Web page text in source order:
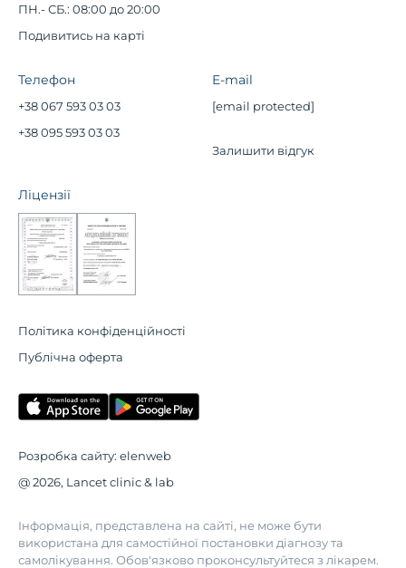
ПН.- СБ.: 08:00 до 20:00
Подивитись на карті
Телефон
+38 067 593 03 03
+38 095 593 03 03
E-mail
[email protected]
Залишити відгук
Ліцензії
Політика конфіденційності
Публічна оферта
Розробка сайту: elenweb
@ 2026, Lancet clinic & lab
Інформація, представлена на сайті, не може бути
використана для самостійної постановки діагнозу та
самолікування. Обов'язково проконсультуйтеся з лікарем.